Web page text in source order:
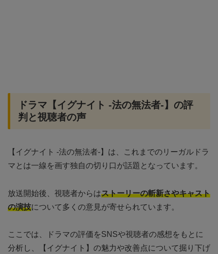
ドラマ【イグナイト -法の無法者-】の評
判と視聴者の声
【イグナイト -法の無法者-】は、これまでのリーガルドラ
マとは一線を画す独自の切り口が話題となっています。
放送開始後、視聴者からはストーリーの斬新さやキャスト
の演技について多くの意見が寄せられています。
ここでは、ドラマの評価をSNSや視聴者の感想をもとに
分析し、【イグナイト】の魅力や改善点について掘り下げ